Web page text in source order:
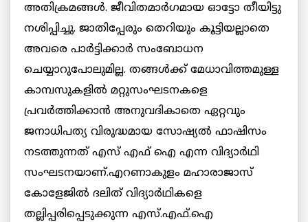
അതിക്രമങ്ങള്‍. ജീവിതമാര്‍ഗമായ ഓട്ടോ തീയിട്ടു
നശിപ്പിച്ചു. ജാതിപ്പേരും തെറിയും കൂട്ടിയല്ലാതെ
അവരെ പാര്‍ട്ടിക്കാര്‍ സംബോധന
ചെയ്യാറുപോലുമില്ല. തങ്ങള്‍ക്ക് മേധാവിത്തമുള്ള
കാമ്പസുകളില്‍ മറ്റുസംഘടനകളെ
പ്രവര്‍ത്തിക്കാന്‍ അനുവദികാതെ ഏറ്റവും
ജനാധിപത്യ വിരുദ്ധമായ സോഷ്യല്‍ ഫാഷിസം
നടത്തുന്നത് എസ് എഫ് ഐ എന്ന വിദ്യാര്‍ഥി
സംഘടനയാണ്.എറണാകുളം മഹാരാജാസ്
കോളേജില്‍ ദലിത് വിദ്യാര്‍ഥികളെ
തല്ലിപ്പരിപ്പെടുക്കുന്ന എസ്.എഫ്.ഐ